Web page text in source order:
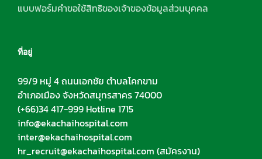
แบบฟอร์มคำขอใช้สิทธิของเจ้าของข้อมูลส่วนบุคคล
ที่อยู่
99/9 หมู่ 4 ถนนเอกชัย ตำบลโคกขาม
อำเภอเมือง จังหวัดสมุทรสาคร 74000
(+66)34 417-999 Hotline 1715
info@ekachaihospital.com
inter@ekachaihospital.com
hr_recruit@ekachaihospital.com (สมัครงาน)